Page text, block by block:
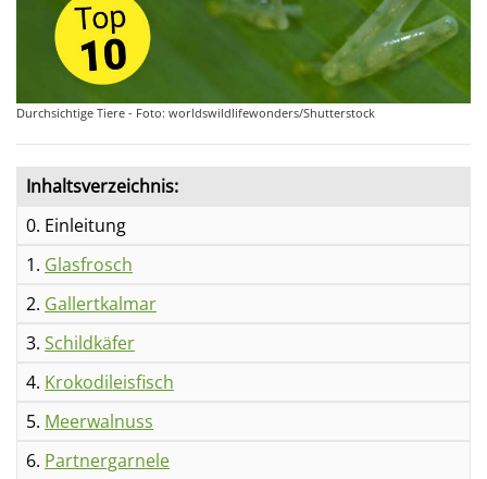
Durchsichtige Tiere - Foto: worldswildlifewonders/Shutterstock
Inhaltsverzeichnis:
0. Einleitung
1. Glasfrosch
2. Gallertkalmar
3. Schildkäfer
4. Krokodileisfisch
5. Meerwalnuss
6. Partnergarnele